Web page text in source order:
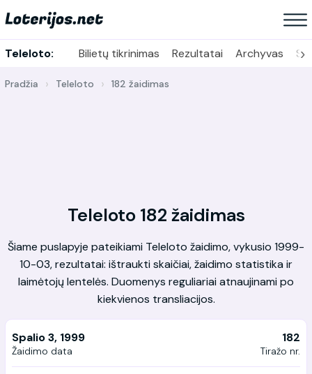
Teleloto: Bilietų tikrinimas Rezultatai Archyvas ›
Pradžia Teleloto 182 žaidimas
Teleloto 182 žaidimas
Šiame puslapyje pateikiami Teleloto žaidimo, vykusio 1999-
10-03, rezultatai: ištraukti skaičiai, žaidimo statistika ir
laimėtojų lentelės. Duomenys reguliariai atnaujinami po
kiekvienos transliacijos.
Spalio 3, 1999
Žaidimo data
182
Tiražo nr.